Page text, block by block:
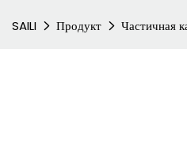
SAILI Продукт Частичная